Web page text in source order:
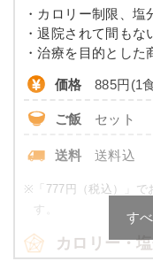
カリウム -
※カロリーは目安の数
て異なる場合がござい
です。
朝食（パンセ
ク
・カロリー制限、塩
・退院されて間も
・治療を目的とし
価格 885円(1
ご飯 セット
送料 送料込
※ 「777円（税込）」
す。
カロリー・
す